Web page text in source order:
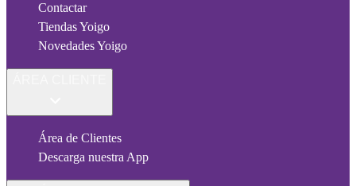
Contactar
Tiendas Yoigo
Novedades Yoigo
Área de Clientes
Descarga nuestra App